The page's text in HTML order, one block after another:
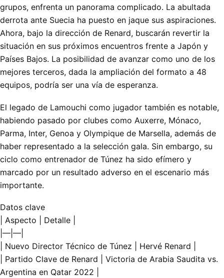
grupos, enfrenta un panorama complicado. La abultada
derrota ante Suecia ha puesto en jaque sus aspiraciones.
Ahora, bajo la dirección de Renard, buscarán revertir la
situación en sus próximos encuentros frente a Japón y
Países Bajos. La posibilidad de avanzar como uno de los
mejores terceros, dada la ampliación del formato a 48
equipos, podría ser una vía de esperanza.
El legado de Lamouchi como jugador también es notable,
habiendo pasado por clubes como Auxerre, Mónaco,
Parma, Inter, Genoa y Olympique de Marsella, además de
haber representado a la selección gala. Sin embargo, su
ciclo como entrenador de Túnez ha sido efímero y
marcado por un resultado adverso en el escenario más
importante.
Datos clave
| Aspecto | Detalle |
|—|—|
| Nuevo Director Técnico de Túnez | Hervé Renard |
| Partido Clave de Renard | Victoria de Arabia Saudita vs.
Argentina en Qatar 2022 |